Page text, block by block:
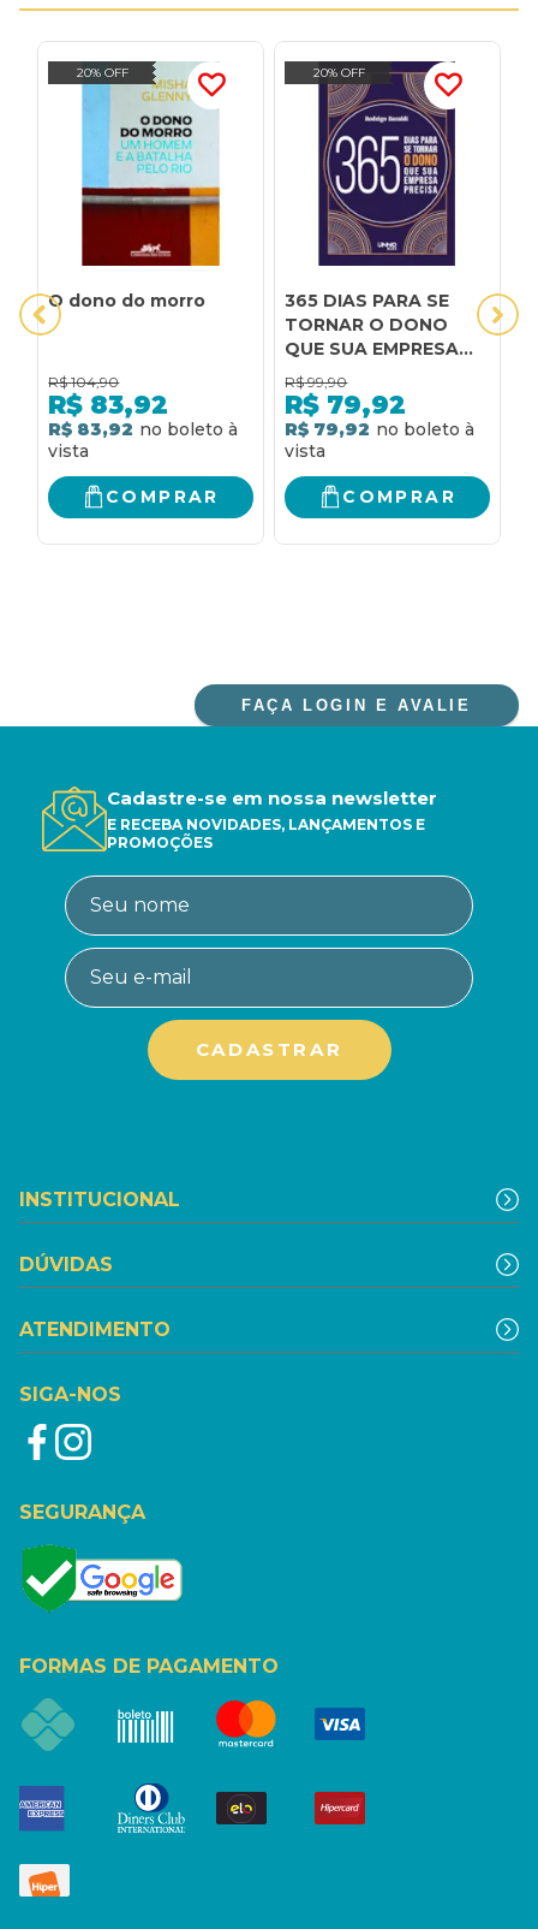
20% OFF
O dono do morro
R$ 104,90
R$ 83,92
R$ 83,92
COMPRAR
20% OFF
365 DIAS PARA SE
TORNAR O DONO
QUE SUA EMPRESA
PRECISA
R$ 99,90
R$ 79,92
R$ 79,92
COMPRAR
FAÇA LOGIN E AVALIE
Cadastre-se em nossa newsletter
E RECEBA NOVIDADES, LANÇAMENTOS E
PROMOÇÕES
INSTITUCIONAL
DÚVIDAS
ATENDIMENTO
SIGA-NOS
SEGURANÇA
FORMAS DE PAGAMENTO